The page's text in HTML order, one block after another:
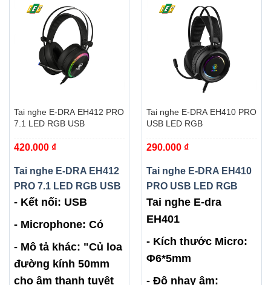
Tai nghe E-DRA EH412 PRO
7.1 LED RGB USB
420.000 ₫
Tai nghe E-DRA EH412
PRO 7.1 LED RGB USB
- Kết nối: USB
- Microphone: Có
- Mô tả khác: "Củ loa
đường kính 50mm
cho âm thanh tuyệt
Tai nghe E-DRA EH410 PRO
USB LED RGB
290.000 ₫
Tai nghe E-DRA EH410
PRO USB LED RGB
Tai nghe E-dra
EH401
- Kích thước Micro:
Φ6*5mm
- Độ nhạy âm: